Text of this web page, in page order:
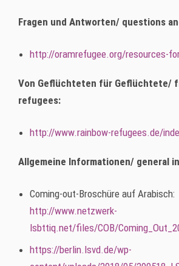
Fragen und Antworten/ questions
http://oramrefugee.org/resources-
Von Geflüchteten für Geflüchtete/
refugees:
http://www.rainbow-refugees.de/
Allgemeine Informationen/ general
Coming-out-Broschüre auf Arabisch:
http://www.netzwerk-
lsbttiq.net/files/COB/
https://berlin.lsvd.de/wp-